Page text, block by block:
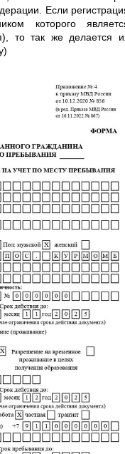
Если
которого
то так же делается